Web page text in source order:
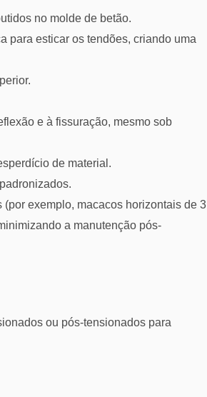
no molde de betão.
para esticar os tendões, criando uma
e à fissuração, mesmo sob
de material.
exemplo, macacos horizontais de 3
a manutenção pós-
ou pós-tensionados para